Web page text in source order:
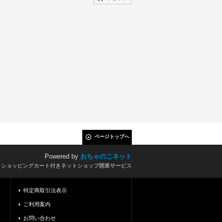
ページトップへ
Powered by おちゃのこネット
ョッピングカート付きネットショップ開業サービス
特定商取引法表示
ご利用案内
お問い合わせ